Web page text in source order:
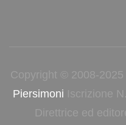
Copyright © 2008-2025
Piersimoni Iscrizione
Direttrice ed